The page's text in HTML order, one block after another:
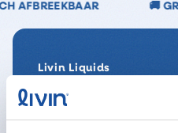
🚚 GRATIS VERZENDING
Livin Liquids
Ons verhaal
Onze Impact